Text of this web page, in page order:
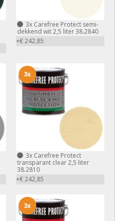
3xCarefree Protect semi-
dekkend wit 2,5 liter 38.2840
+€ 242,85
3xCarefree Protect
transparant clear 2,5 liter
38.2810
+€ 242,85
3x
3x